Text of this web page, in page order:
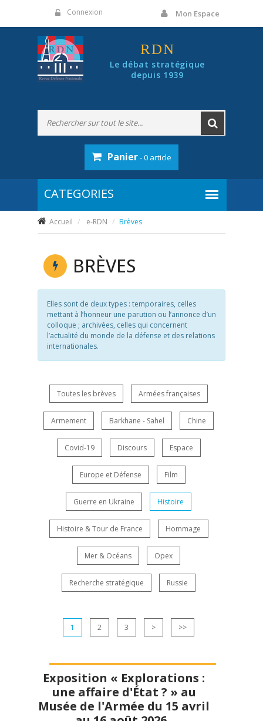
Connexion Mon Espace
RDN
Le débat stratégique
depuis 1939
Panier- 0 article
Accueil e-RDN Brèves
BRÈVES
Elles sont de deux types : temporaires, celles
mettant à l’honneur une parution ou l’annonce d’un
colloque ; archivées, celles qui concernent
l’actualité du monde de la défense et des relations
internationales.
Toutes les brèves Armées françaises
Armement Barkhane - Sahel Chine
Covid-19 Discours Espace
Europe et Défense Film
Guerre en Ukraine Histoire
Histoire & Tour de France Hommage
Mer & Océans Opex
Recherche stratégique Russie
1 2 3 > >>
Exposition « Explorations :
une affaire d'État ? » au
Musée de l'Armée du 15 avril